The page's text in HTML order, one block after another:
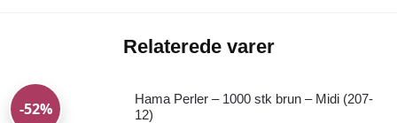
Relaterede varer
-52%
Hama Perler – 1000 stk brun – Midi (207-
12)